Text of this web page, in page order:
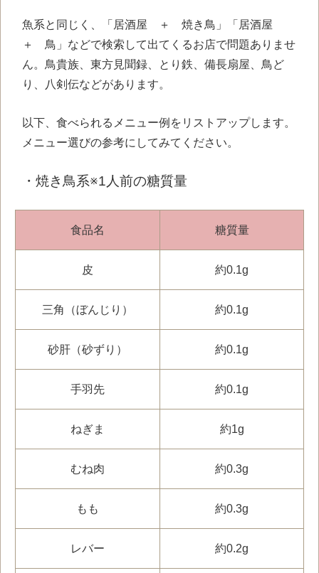
魚系と同じく、「居酒屋 ＋ 焼き鳥」「居酒屋
＋ 鳥」などで検索して出てくるお店で問題ありませ
ん。鳥貴族、東方見聞録、とり鉄、備長扇屋、鳥ど
り、八剣伝などがあります。
以下、食べられるメニュー例をリストアップします。
メニュー選びの参考にしてみてください。
・焼き鳥系※1人前の糖質量
食品名 糖質量
皮 約0.1g
三角（ぼんじり） 約0.1g
砂肝（砂ずり） 約0.1g
手羽先 約0.1g
ねぎま 約1g
むね肉 約0.3g
もも 約0.3g
レバー 約0.2g